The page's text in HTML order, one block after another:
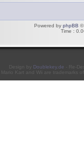
Powered by phpBB ©
Time :
Design by Doublekey.de - Re-
Mario Kart and Wii are trademarks